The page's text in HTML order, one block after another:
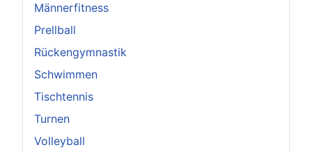
Männerfitness
Prellball
Rückengymnastik
Schwimmen
Tischtennis
Turnen
Volleyball